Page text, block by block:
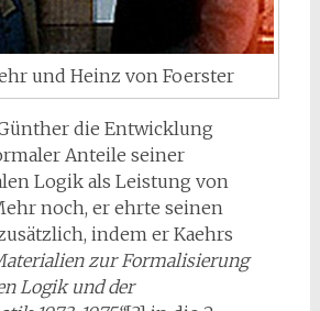
und Heinz von Foerster
die Entwicklung
Anteile seiner
Logik als Leistung von
noch, er ehrte seinen
indem er Kaehrs
zur Formalisierung
Logik und der